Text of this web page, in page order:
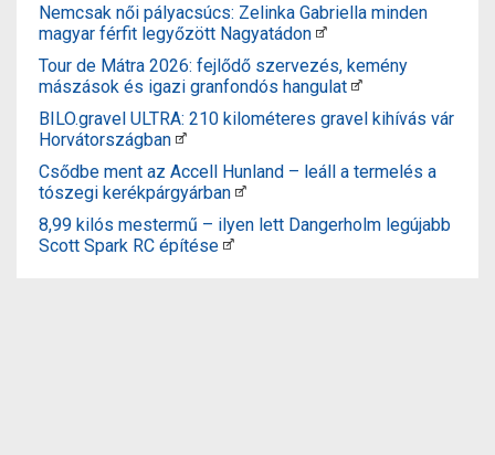
Nemcsak női pályacsúcs: Zelinka Gabriella minden
magyar férfit legyőzött Nagyatádon
Tour de Mátra 2026: fejlődő szervezés, kemény
mászások és igazi granfondós hangulat
BILO.gravel ULTRA: 210 kilométeres gravel kihívás vár
Horvátországban
Csődbe ment az Accell Hunland – leáll a termelés a
tószegi kerékpárgyárban
8,99 kilós mestermű – ilyen lett Dangerholm legújabb
Scott Spark RC építése